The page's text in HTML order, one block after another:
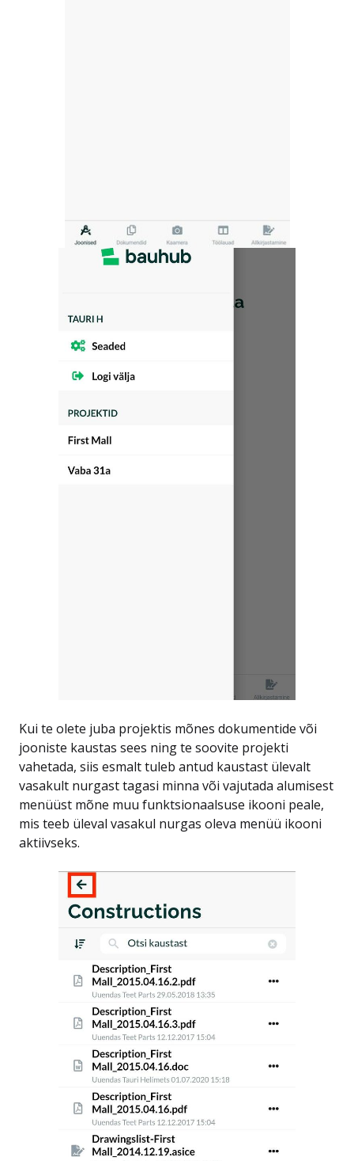
Kui te olete juba projektis mõnes dokumentide või
jooniste kaustas sees ning te soovite projekti
vahetada, siis esmalt tuleb antud kaustast ülevalt
vasakult nurgast tagasi minna või vajutada alumisest
menüüst mõne muu funktsionaalsuse ikooni peale,
mis teeb üleval vasakul nurgas oleva menüü ikooni
aktiivseks.